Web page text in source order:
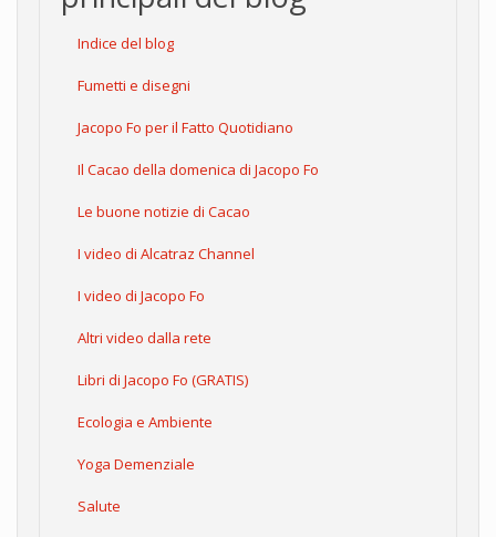
Indice del blog
Fumetti e disegni
Jacopo Fo per il Fatto Quotidiano
Il Cacao della domenica di Jacopo Fo
Le buone notizie di Cacao
I video di Alcatraz Channel
I video di Jacopo Fo
Altri video dalla rete
Libri di Jacopo Fo (GRATIS)
Ecologia e Ambiente
Yoga Demenziale
Salute